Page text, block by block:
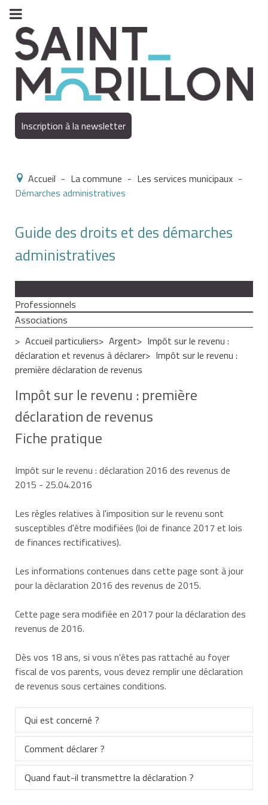
Inscription à la newsletter
Accueil - La commune - Les services municipaux -
Démarches administratives
Guide des droits et des démarches
administratives
Professionnels
Associations
Accueil particuliers
Argent
Impôt sur le revenu :
déclaration et revenus à déclarer
Impôt sur le revenu :
première déclaration de revenus
Impôt sur le revenu : première
déclaration de revenus
Fiche pratique
Impôt sur le revenu : déclaration 2016 des revenus de
2015 - 25.04.2016
Les règles relatives à l'imposition sur le revenu sont
susceptibles d'être modifiées (loi de finance 2017 et lois
de finances rectificatives).
Les informations contenues dans cette page sont à jour
pour la déclaration 2016 des revenus de 2015.
Cette page sera modifiée en 2017 pour la déclaration des
revenus de 2016.
Dès vos 18 ans, si vous n'êtes pas rattaché au foyer
fiscal de vos parents, vous devez remplir une déclaration
de revenus sous certaines conditions.
Qui est concerné ?
Vous avez eu 18 ans en 2015
Vous pouvez soit vous rattacher au foyer fiscal
de vos parents, soit déclarer personnellement
Vous avez plus de 18 ans et moins de 21 ans au
1 exposant er janvier 2015
Comment déclarer ?
Quand faut-il transmettre la déclaration ?